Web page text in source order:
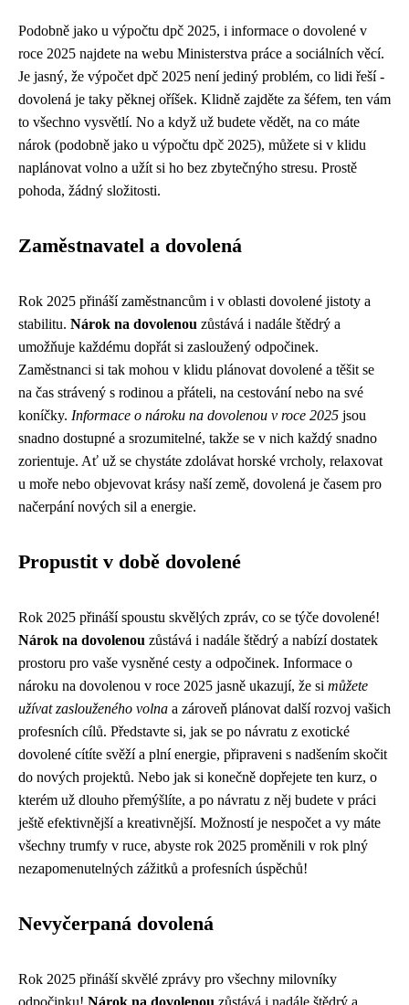
Podobně jako u výpočtu dpč 2025, i informace o dovolené v
roce 2025 najdete na webu Ministerstva práce a sociálních věcí.
Je jasný, že výpočet dpč 2025 není jediný problém, co lidi řeší -
dovolená je taky pěknej oříšek. Klidně zajděte za šéfem, ten vám
to všechno vysvětlí. No a když už budete vědět, na co máte
nárok (podobně jako u výpočtu dpč 2025), můžete si v klidu
naplánovat volno a užít si ho bez zbytečnýho stresu. Prostě
pohoda, žádný složitosti.
Zaměstnavatel a dovolená
Rok 2025 přináší zaměstnancům i v oblasti dovolené jistoty a
stabilitu. Nárok na dovolenou zůstává i nadále štědrý a
umožňuje každému dopřát si zasloužený odpočinek.
Zaměstnanci si tak mohou v klidu plánovat dovolené a těšit se
na čas strávený s rodinou a přáteli, na cestování nebo na své
koníčky. Informace o nároku na dovolenou v roce 2025 jsou
snadno dostupné a srozumitelné, takže se v nich každý snadno
zorientuje. Ať už se chystáte zdolávat horské vrcholy, relaxovat
u moře nebo objevovat krásy naší země, dovolená je časem pro
načerpání nových sil a energie.
Propustit v době dovolené
Rok 2025 přináší spoustu skvělých zpráv, co se týče dovolené!
Nárok na dovolenou zůstává i nadále štědrý a nabízí dostatek
prostoru pro vaše vysněné cesty a odpočinek. Informace o
nároku na dovolenou v roce 2025 jasně ukazují, že si můžete
užívat zaslouženého volna a zároveň plánovat další rozvoj vašich
profesních cílů. Představte si, jak se po návratu z exotické
dovolené cítíte svěží a plní energie, připraveni s nadšením skočit
do nových projektů. Nebo jak si konečně dopřejete ten kurz, o
kterém už dlouho přemýšlíte, a po návratu z něj budete v práci
ještě efektivnější a kreativnější. Možností je nespočet a vy máte
všechny trumfy v ruce, abyste rok 2025 proměnili v rok plný
nezapomenutelných zážitků a profesních úspěchů!
Nevyčerpaná dovolená
Rok 2025 přináší skvělé zprávy pro všechny milovníky
odpočinku! Nárok na dovolenou zůstává i nadále štědrý a